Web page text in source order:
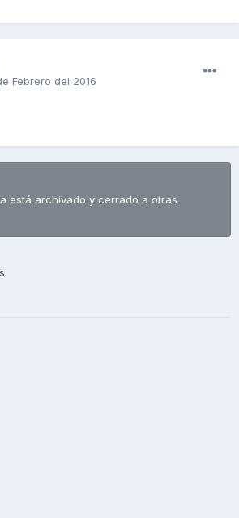
Febrero del 2016
está archivado y cerrado a otras